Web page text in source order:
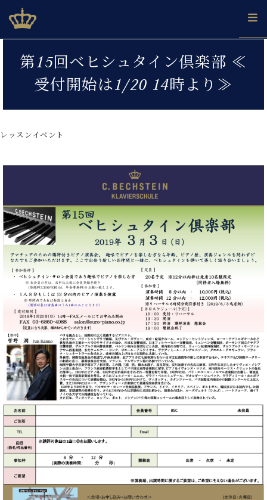
to
content
ベヒシュタインジャパン公式サイト
BECHSTEIN JAPAN Official Site
C.
ベ
ュ
サ
C.
ベ
ヒ
シ
ュ
タ
イ
ン
レ
ジ
デ
ン
ス
C.
ベ
シ
示
技
術
ュ
イ
の
ン
ド
ピ
ア
ノ
を
る
こ
音
色
と
タ
ッ
チ
ベ
ヒ
シ
ュ
ベ
ヒ
ン
の
秘
密
の
器
ヒ
タ
イ
ン
ブ
ラ
ヒ
ト
リ
ー
音
楽
家
達
の
声
ニ
ュ
ー
ス・
イ
ベ
ガ
員
録
内
各
店
舗
か
お
ら
せ
(入
荷
情
報
等)
プ
レ
ス
リ
ュ
イ
た
い！
学
び
た
い！
録
た
い！
と
い
う
方
は、
お
近
く
の
直
営
報
ベ
ヒ
シ
ュ
タ
イ
ン・
ン
会
員
ベ
ヒ
シ
ュ
タ
イ
ン・
第15回ベヒシュタイン倶楽部 ≪
受付開始は1/20 14時より≫
レッスンイベント